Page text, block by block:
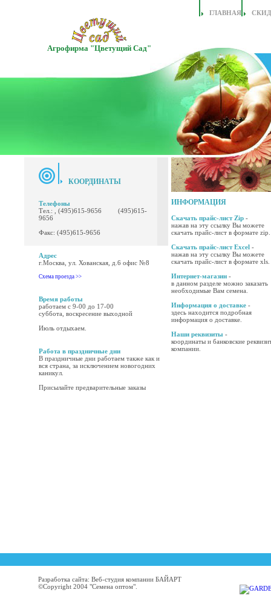
Агрофирма "Цветущий Сад"
ГЛАВНАЯ
КООРДИНАТЫ
Телефоны
Тел.: , (495)615-9656 (495)615-
9656
Факс: (495)615-9656
Адрес
г.Москва, ул. Хованская, д.6 офис №8
Схема проезда >>
Время работы
работаем с 9-00 до 17-00
суббота, воскресение выходной
Июль отдыхаем.
Работа в праздничные дни
В праздничные дни работаем также как и
вся страна, за исключением новогодних
каникул.
Присылайте предварительные заказы
ИНФОРМАЦИЯ
Скачать прайс-лист Zip -
нажав на эту ссылку Вы можете
скачать прайс-лист в формате zip.
Скачать прайс-лист Excel -
нажав на эту ссылку Вы можете
скачать прайс-лист в формате xls.
Интернет-магазин -
в данном разделе можно заказать
необходимые Вам семена.
Информация о доставке -
здесь находится подробная
информация о доставке.
Наши реквизиты -
координаты и банковские
компании.
Разработка сайта: Веб-студия компании БАЙАРТ
©Copyright 2004 "Семена оптом".